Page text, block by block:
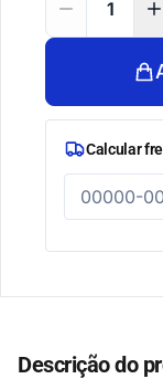
Calcular
Descrição do